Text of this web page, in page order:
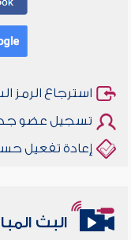
استرجاع الرمز
تسجيل عضو
إعادة تفعيل
البث